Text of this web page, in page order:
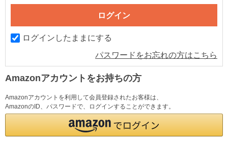
ログインしたままにする
パスワードをお忘れの方はこちら
Amazonアカウントをお持ちの方
Amazonアカウントを利用して会員登録されたお客様は、
AmazonのID、パスワードで、ログインすることができます。